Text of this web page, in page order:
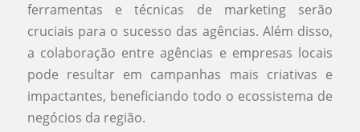
ferramentas e técnicas de marketing serão
cruciais para o sucesso das agências. Além disso,
a colaboração entre agências e empresas locais
pode resultar em campanhas mais criativas e
impactantes, beneficiando todo o ecossistema de
negócios da região.